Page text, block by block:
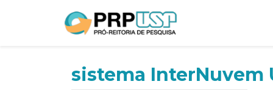
sistema InterNuvem